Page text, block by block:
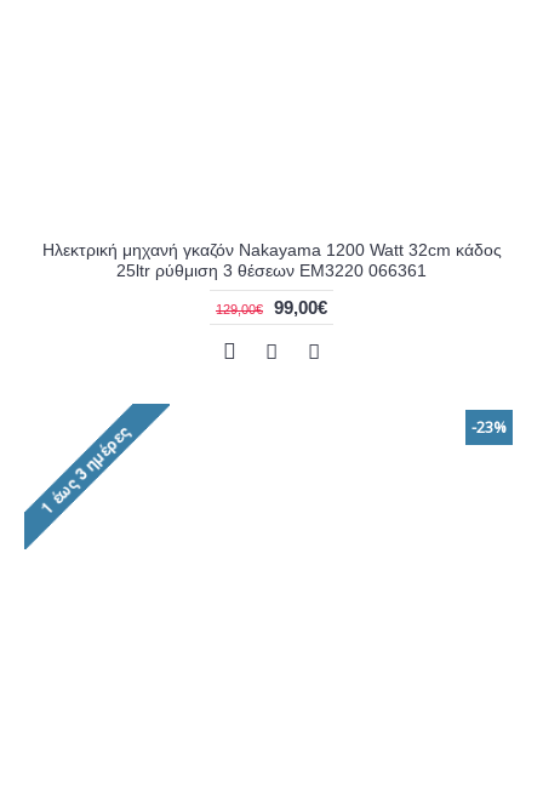
Ηλεκτρική μηχανή γκαζόν Nakayama 1200 Watt 32cm κάδος
25ltr ρύθμιση 3 θέσεων EM3220 066361
129,00€ 99,00€
-23%